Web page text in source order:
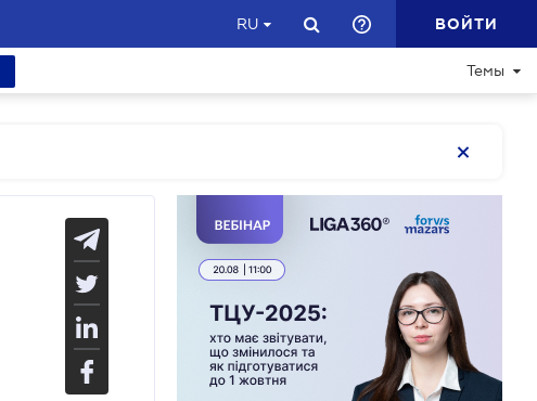
RU ВОЙТИ
Темы